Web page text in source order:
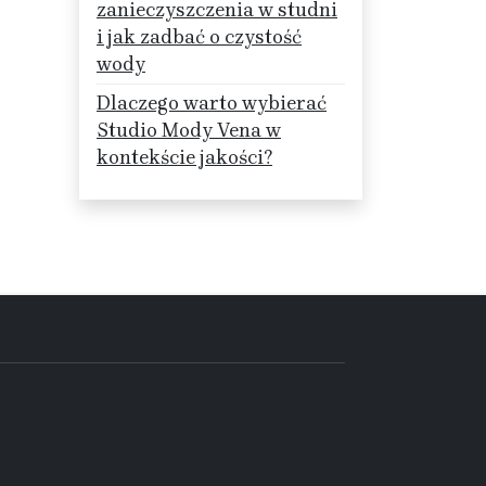
zanieczyszczenia w studni
i jak zadbać o czystość
wody
Dlaczego warto wybierać
Studio Mody Vena w
kontekście jakości?